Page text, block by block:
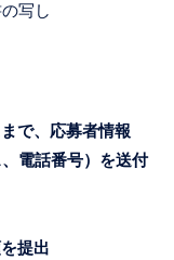
写し
で、応募者情報
電話番号）を送付
提出